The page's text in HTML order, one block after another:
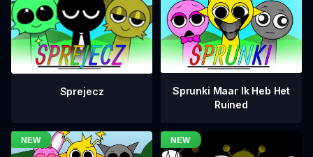
Sprejecz
Sprunki Maar Ik Heb Het
Ruined